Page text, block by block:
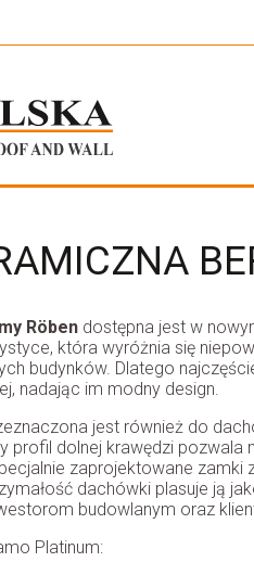
Röben dostępna jest w
która wyróżnia się
budynków. Dlatego
nadając im modny design.
jest również do
profil dolnej krawędzi pozwala
zaprojektowane zamki
dachówki plasuje ją
budowlanym oraz
Platinum: